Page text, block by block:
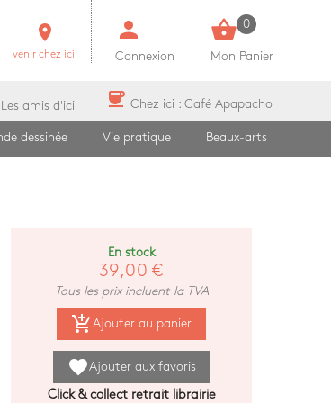
room
venir chez ici
person
Connexion
shopping_basket 0
Mon Panier
Les amis d'ici coffee Chez ici : Café Apapacho
dessinée Vie pratique Beaux-arts
En stock
39,00 €
Tous les prix incluent la TVA
add_shopping_cart Ajouter au panier
favoriteAjouter aux favoris
Click & collect retrait librairie